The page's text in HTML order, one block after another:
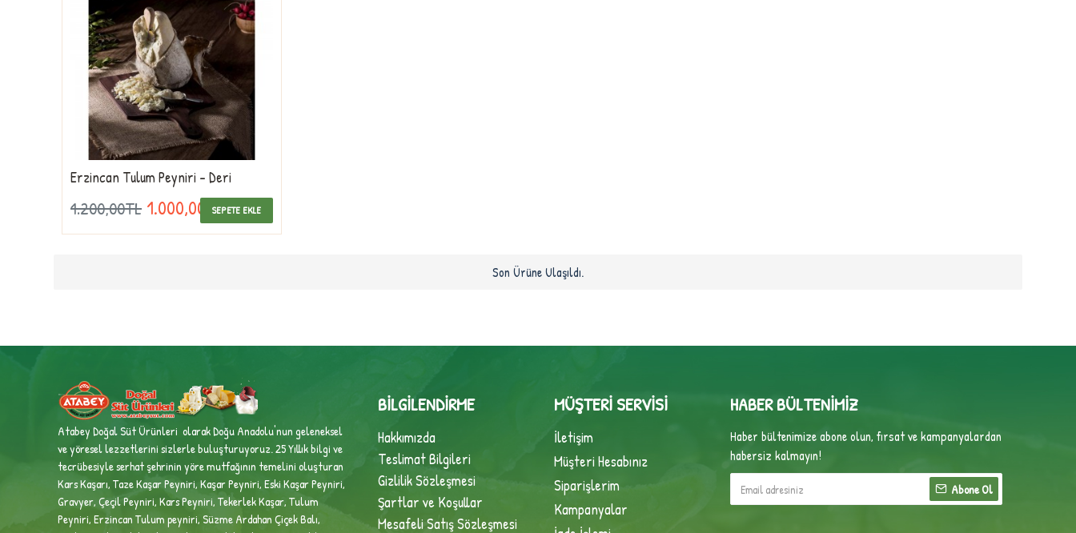
Erzincan Tulum Peyniri - Deri
1.200,00TL 1.000,00TLSEPETE EKLE
Son Ürüne Ulaşıldı.
Atabey Doğal Süt Ürünleri olarak Doğu Anadolu'nun geleneksel
ve yöresel lezzetlerini sizlerle buluşturuyoruz. 25 Yıllık bilgi ve
tecrübesiyleserhat şehrinin yöre mutfağının temelini oluşturan
Kars Kaşarı, Taze Kaşar Peyniri, Kaşar Peyniri, Eski Kaşar Peyniri,
Gravyer, Çeçil Peyniri, Kars Peyniri, Tekerlek Kaşar, Tulum
Peyniri, Erzincan Tulum peyniri,Süzme Ardahan Çiçek Balı,
BILGILENDIRME
Hakkımızda
Teslimat Bilgileri
Gizlilik Sözleşmesi
Şartlar ve Koşullar
Mesafeli Satış Sözleşmesi
MÜŞTERI SERVISI
İletişim
Müşteri Hesabınız
Siparişlerim
Kampanyalar
HABER BÜLTENIMIZ
Haber bültenimize abone olun, fırsat ve kampanyalardan
habersiz kalmayın!
Abone Ol